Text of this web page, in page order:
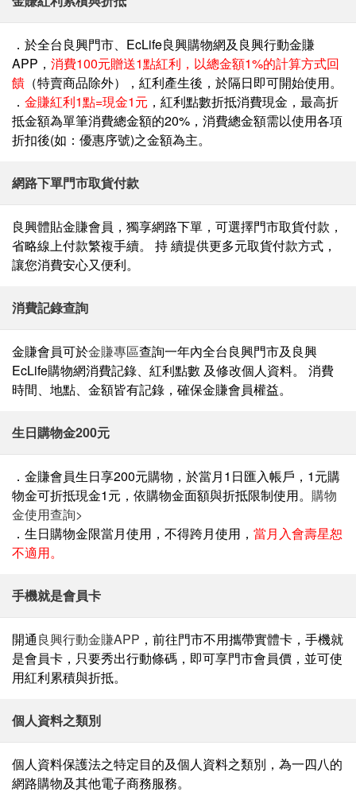
．於全台良興⾨市、EcLife良興購物網及良興⾏動⾦賺
APP， 消費100元贈送1點紅利，以總⾦額1%的計算⽅式回
饋 （特賣商品除外），紅利產生後，於隔日即可開始使用。
． ⾦賺紅利1點=現⾦1元 ，紅利點數折抵消費現⾦，最⾼折
抵⾦額為單筆消費總⾦額的20%，消費總⾦額需以使⽤各項
折扣後(如：優惠序號)之⾦額為主。
網路下單門市取貨付款
良興體貼⾦賺會員，獨享網路下單，可選擇⾨市取貨付款，
省略線上付款繁複⼿續。 持 續提供更多元取貨付款⽅式，
讓您消費安⼼⼜便利。
消費記錄查詢
⾦賺會員可於⾦賺專區查詢⼀年內全台良興⾨市及良興
EcLife購物網消費記錄、紅利點數 及修改個⼈資料。 消費
時間、地點、⾦額皆有記錄，確保⾦賺會員權益。
生日購物金200元
．⾦賺會員⽣⽇享200元購物，於當⽉1⽇匯⼊帳戶，1元購
物⾦可折抵現⾦1元，依購物⾦⾯額與折抵限制使⽤。 購物
金使用查詢>
．⽣⽇購物⾦限當⽉使⽤，不得跨⽉使⽤， 當⽉⼊會壽星恕
不適⽤。
手機就是會員卡
開通良興行動金賺APP ，前往門市不用攜帶實體卡，手機就
是會員卡，只要秀出行動條碼，即可享門市會員價，並可使
用紅利累積與折抵。
個人資料之類別
個人資料保護法之特定目的及個人資料之類別，為一四八的
網路購物及其他電子商務服務。